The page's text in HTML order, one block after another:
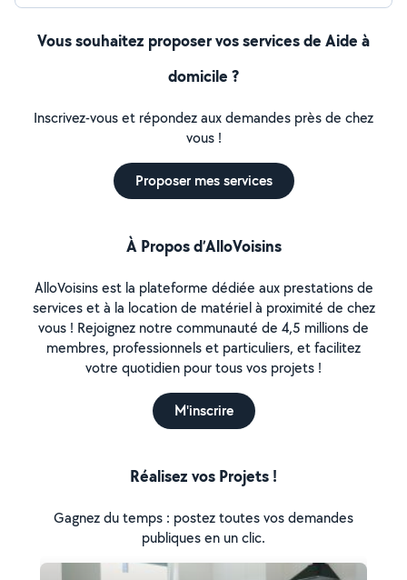
Vous souhaitez proposer vos services de Aide à
domicile ?
Inscrivez-vous et répondez aux demandes près de chez
vous !
Proposer mes services
À Propos d’AlloVoisins
AlloVoisins est la plateforme dédiée aux prestations de
services et à la location de matériel à proximité de chez
vous ! Rejoignez notre communauté de 4,5 millions de
membres, professionnels et particuliers, et facilitez
votre quotidien pour tous vos projets !
M'inscrire
Réalisez vos Projets !
Gagnez du temps : postez toutes vos demandes
publiques en un clic.